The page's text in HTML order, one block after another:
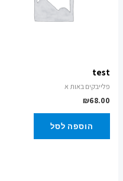
test
פלייבקים באות א
₪68.00
הוספה לסל